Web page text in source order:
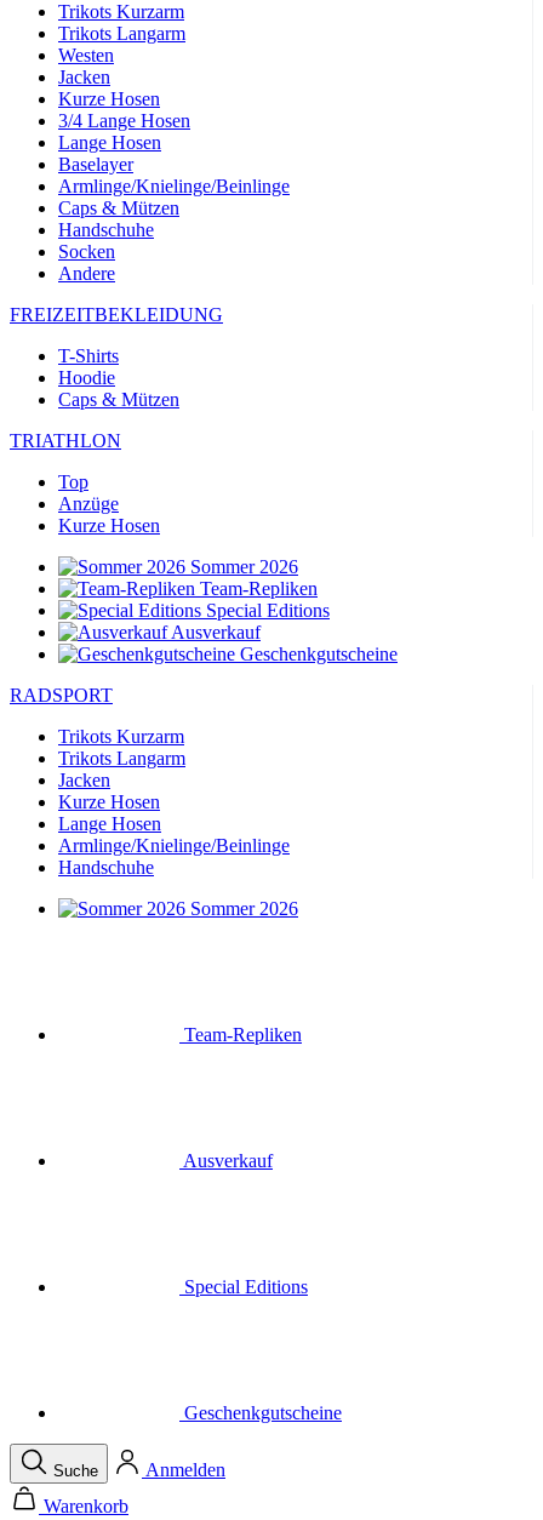
Trikots Kurzarm
Trikots Langarm
Westen
Jacken
Kurze Hosen
3/4 Lange Hosen
Lange Hosen
Baselayer
Armlinge/Knielinge/Beinlinge
Caps & Mützen
Handschuhe
Socken
Andere
FREIZEITBEKLEIDUNG
T-Shirts
Hoodie
Caps & Mützen
TRIATHLON
Top
Anzüge
Kurze Hosen
Sommer 2026
Team-Repliken
Special Editions
Ausverkauf
Geschenkgutscheine
RADSPORT
Trikots Kurzarm
Trikots Langarm
Jacken
Kurze Hosen
Lange Hosen
Armlinge/Knielinge/Beinlinge
Handschuhe
Sommer 2026
Ihr Warenkorb ist leer
Menü Schließen
Suche